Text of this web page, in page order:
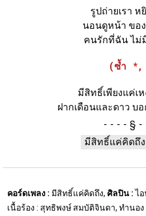
รูปถ่ายเรา
นอนดูหน้า ขอ
คนรักที่ฉัน ไม่
(ซ้ำ *,
มีสิทธิ์เพียงแค่เ
ฝากเดือนและดาว บ
§
มีสิทธิ์แค่คิดถึง
คอร์ดเพลง : มีสิทธิ์แค่คิดถึง, ศิลปิน :ไ
เนื้อร้อง : สุทธิพงษ์ สมบัติจินดา, ทำนอ